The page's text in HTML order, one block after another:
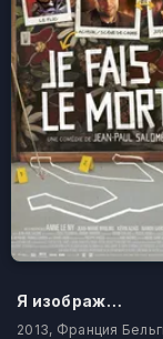
Я изображаю труп
2013, Франция